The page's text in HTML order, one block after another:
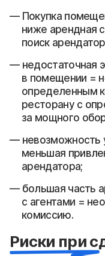
Покупка
ниже арендная
поиск
недостаточная
в помещении =
определенным
ресторану с
за мощного
невозможность
меньшая
арендатора;
большая часть
с агентами =
комиссию.
Риски при